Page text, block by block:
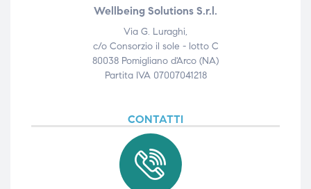
Wellbeing Solutions S.r.l.
Via G. Luraghi,
c/o Consorzio il sole - lotto C
80038 Pomigliano d'Arco (NA)
Partita IVA 07007041218
CONTATTI